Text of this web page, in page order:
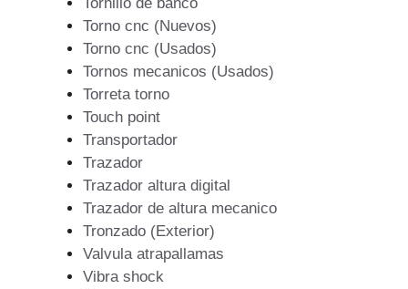
Torno cnc (Nuevos)
Torno cnc (Usados)
Tornos mecanicos (Usados)
Torreta torno
Touch point
Transportador
Trazador
Trazador altura digital
Trazador de altura mecanico
Tronzado (Exterior)
Valvula atrapallamas
Vibra shock